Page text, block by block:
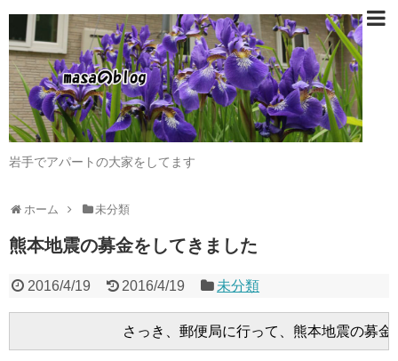
岩手でアパートの大家をしてます
ホーム 未分類
熊本地震の募金をしてきました
2016/4/19 2016/4/19 未分類